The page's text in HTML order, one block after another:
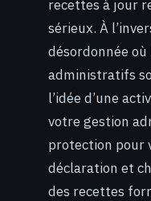
recettes à jour
sérieux. À
désordonnée
administratifs
l’idée d’une
votre gestion
protection pour
déclaration et
des recettes